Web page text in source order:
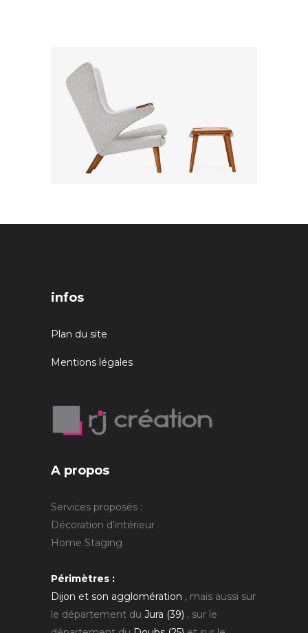
infos
Plan du site
Mentions légales
A propos
Services proposés :
Décoration d'intérieur
Home Staging
Périmètres :
Dijon et son agglomération , mais aussi sur
le département du Jura (39) , sur le